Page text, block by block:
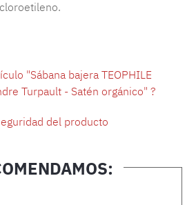
"Sábana bajera TEOPHILE
Turpault - Satén orgánico" ?
del producto